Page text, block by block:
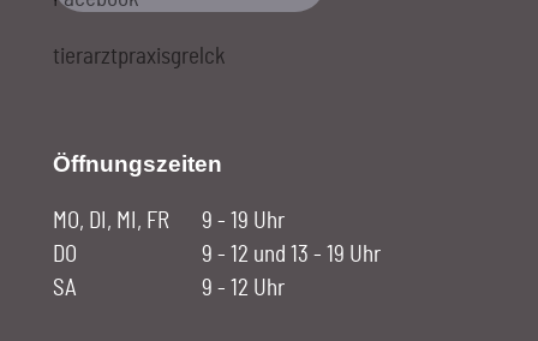
Öffnungszeiten
MO, DI, MI, FR
9 - 19 Uhr
DO
9 - 12 und 13 - 19 Uhr
SA
9 - 12 Uhr